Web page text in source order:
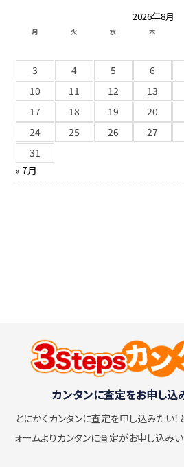
2026年8月
月 火 水 木
3
4 5 6
10
11 12 13
17
18 19 20
24
25 26 27
31
« 7月
カンタンに査定をお申し込
とにかくカンタンに査定を申し込みたい！
ォームよりカンタンに査定がお申し込みい